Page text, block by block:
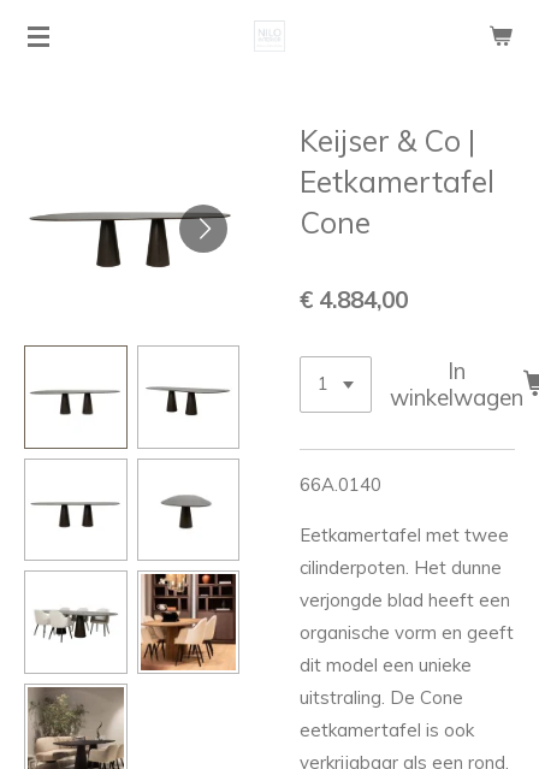
Ga
Keijser & Co |
Eetkamertafel
Cone
€ 4.884,00
In
winkelwagen
66A.0140
Eetkamertafel met twee
cilinderpoten. Het dunne
verjongde blad heeft een
organische vorm en geeft
dit model een unieke
uitstraling. De Cone
eetkamertafel is ook
verkrijgbaar als een rond,